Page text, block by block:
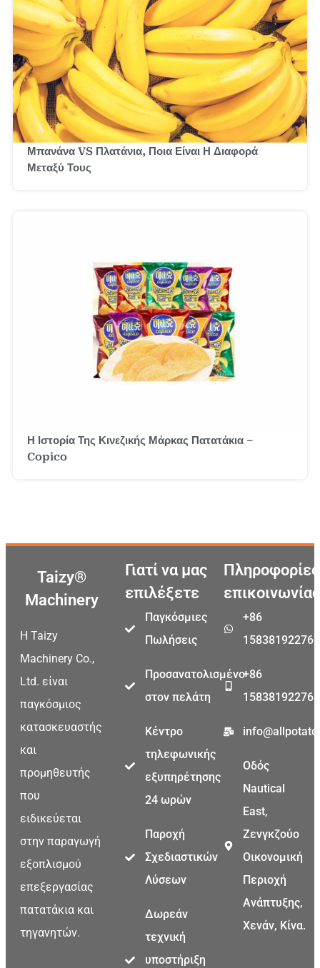
Μπανάνα VS Πλατάνια, Ποια Είναι Η Διαφορά
Μεταξύ Τους
Η Ιστορία Της Κινεζικής Μάρκας Πατατάκια –
Copico
Taizy®
Machinery
Η Taizy
Machinery Co.,
Ltd. είναι
παγκόσμιος
κατασκευαστής
και
προμηθευτής
που
ειδικεύεται
στην παραγωγή
εξοπλισμού
επεξεργασίας
πατατάκια και
τηγανητών.
Γιατί να μας
επιλέξετε
Παγκόσμιες
Πωλήσεις
Προσανατολισμένο
στον πελάτη
Κέντρο
τηλεφωνικής
εξυπηρέτησης
24 ωρών
Παροχή
Σχεδιαστικών
Λύσεων
Δωρεάν
τεχνική
υποστήριξη
Πληροφορίες
επικοινωνίας
+86
15838192276
+86
15838192276
Οδός
Nautical
East,
Ζενγκζούο
Οικονομική
Περιοχή
Ανάπτυξης,
Χενάν, Κίνα.